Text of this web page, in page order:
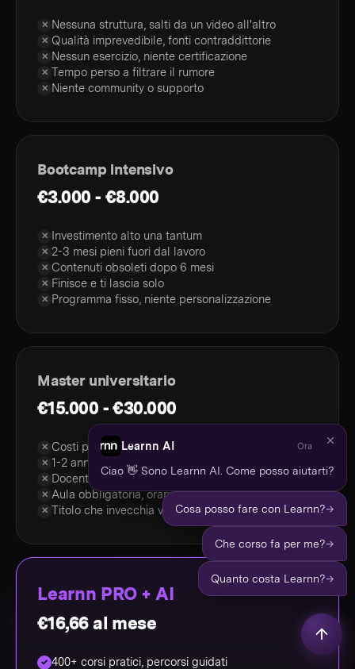
✕ Nessuna struttura, salti da un video all'altro
✕ Qualità imprevedibile, fonti contraddittorie
✕ Nessun esercizio, niente certificazione
✕ Tempo perso a filtrare il rumore
✕ Niente community o supporto
Bootcamp intensivo
€3.000 - €8.000
✕ Investimento alto una tantum
✕ 2-3 mesi pieni fuori dal lavoro
✕ Contenuti obsoleti dopo 6 mesi
✕ Finisce e ti lascia solo
✕ Programma fisso, niente personalizzazione
Master universitario
€15.000 - €30.000
✕ Costi proibitivi per la maggior parte
✕ 1-2 anni di studio fuori dal mercato
✕ Docenti accademici senza pratica recente
✕ Aula obbligatoria, orari rigidi
✕ Titolo che invecchia velocemente
Learnn PRO + AI
€16,66 al mese
✓ 400+ corsi pratici, percorsi guidati
Learnn AI Ora
Ciao 👋 Sono Learnn AI. Come posso aiutarti?
Cosa posso fare con Learnn?→
Che corso fa per me?→
Quanto costa Learnn?→